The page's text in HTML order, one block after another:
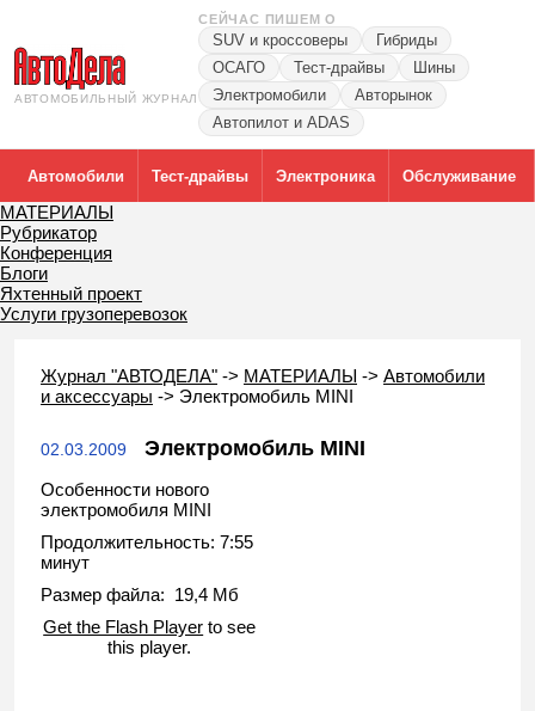
АВТОМОБИЛЬНЫЙ ЖУРНАЛ
СЕЙЧАС ПИШЕМ О
SUV и кроссоверы
Гибриды
ОСАГО
Тест-драйвы
Шины
Электромобили
Авторынок
Автопилот и ADAS
Автомобили Тест-драйвы Электроника Обслуживание
МАТЕРИАЛЫ
Рубрикатор
Конференция
Блоги
Яхтенный проект
Услуги грузоперевозок
Журнал "АВТОДЕЛА" -> МАТЕРИАЛЫ -> Автомобили
и аксессуары -> Электромобиль MINI
02.03.2009 Электромобиль MINI
Особенности нового
электромобиля MINI
Продолжительность: 7:55
минут
Размер файла: 19,4 Мб
Get the Flash Player to see
this player.